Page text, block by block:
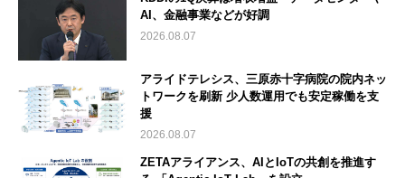
AI、金融事業などが好調
2026.08.07
アライドテレシス、三原赤十字病院の院内ネッ
トワークを刷新 少人数運用でも安定稼働を支
援
2026.08.07
ZETAアライアンス、AIとIoTの共創を推進す